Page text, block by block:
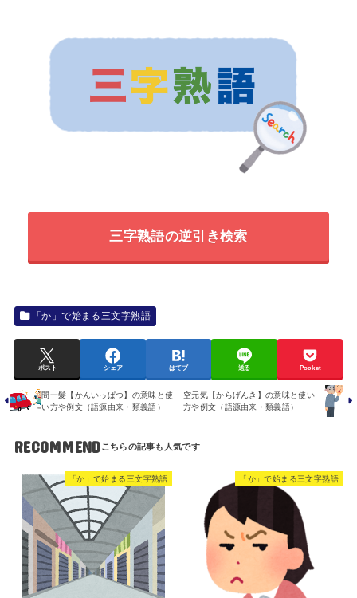
三字熟語の逆引き検索
「か」で始まる三文字熟語
ポスト シェア はてブ 送る Pocket
間一髪【かんいっぱつ】の意味と使
い方や例文（語源由来・類義語）
空元気【からげんき】の意味と使い
方や例文（語源由来・類義語）
RECOMMEND
「か」で始まる三文字熟語 「か」で始まる三文字熟語